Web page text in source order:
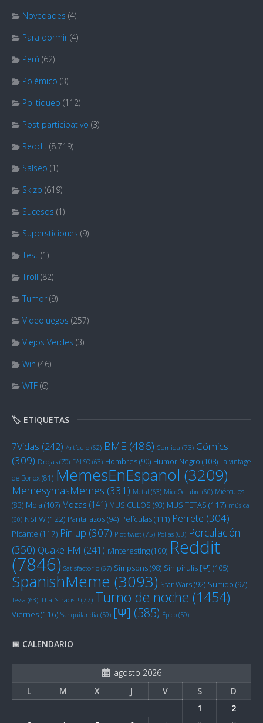
Novedades (4)
Para dormir (4)
Perú (62)
Polémico (3)
Politiqueo (112)
Post participativo (3)
Reddit (8.719)
Salseo (1)
Skizo (619)
Sucesos (1)
Supersticiones (9)
Test (1)
Troll (82)
Tumor (9)
Videojuegos (257)
Viejos Verdes (3)
Win (46)
WTF (6)
🏷️ ETIQUETAS
7Vidas (242) Artículo (62) BME (486) Comida (73) Cómics
(309) Drojas (70) FALSO (63) Hombres(90) Humor Negro (108) La vintage
de Bonox(81) MemesEnEspanol (3209)
MemesymasMemes (331) Metal (63) MiedOctubre (60) Miérculos
(83) Mola (107) Mozas (141) MUSICULOS (93) MUSITETAS (117) música
(60) NSFW(122) Pantallazos(94) Películas(111) Perrete (304)
Picante (117) Pin up (307) Plot twist (75) Pollas (63) Porculación
(350) Quake FM (241) r/Interesting(100) Reddit
(7846) Satisfactorio (67) Simpsons(98) Sin pirulís [Ψ] (105)
SpanishMeme (3093) Star Wars(92) Surtido (97)
Tessa (63) That's racist! (77) Turno de noche (1454)
Viernes(116) Yanquilandia (59) [Ψ] (585) Épico (59)
📅 CALENDARIO
agosto 2026
L
M X J V S
D
1
2